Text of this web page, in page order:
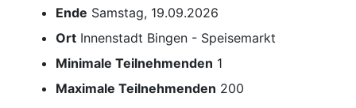
Ende Samstag, 19.09.2026
Ort Innenstadt Bingen - Speisemarkt
Minimale Teilnehmenden 1
Maximale Teilnehmenden 200